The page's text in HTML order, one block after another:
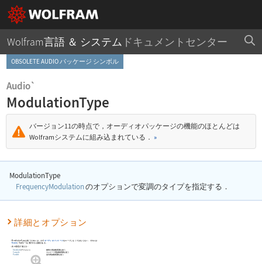
Wolfram言語 ＆ システム ドキュメントセンター
OBSOLETE AUDIO パッケージ シンボル
Audio`
ModulationType
バージョン11の時点で，オーディオパッケージの機能のほとんどは
Wolframシステムに組み込まれている． »
ModulationType
FrequencyModulation のオプションで変調のタイプを指定する．
詳細とオプション
ModulationTypeを使うためには，まず オーディオパッケージをロードしなくてはならない．それには
Needs
"Audio`"] を実行する必要がある．
次の設定が使える：
Standard (デフォルト )
標準の周波数変調を使う
Cascade
カスケード周波数変調を使う
Parallel
並列周波数変調を使う